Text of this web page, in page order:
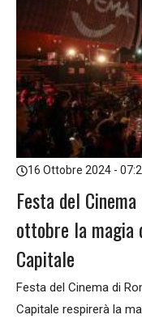
16 Ottobre 2024 -
Festa del
ottobre la
Capitale
Festa del Cinema di
Capitale respirerà la